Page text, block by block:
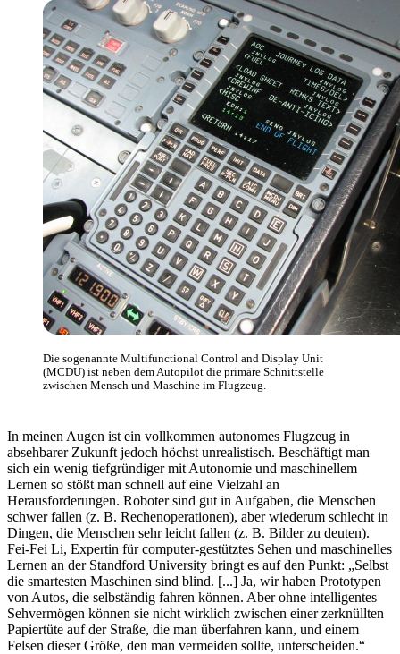
Die sogenannte Multifunctional Control and Display Unit
(MCDU) ist neben dem Autopilot die primäre Schnittstelle
zwischen Mensch und Maschine im Flugzeug.
In meinen Augen ist ein vollkommen autonomes Flugzeug in
absehbarer Zukunft jedoch höchst unrealistisch. Beschäftigt man
sich ein wenig tiefgründiger mit Autonomie und maschinellem
Lernen so stößt man schnell auf eine Vielzahl an
Herausforderungen. Roboter sind gut in Aufgaben, die Menschen
schwer fallen (z. B. Rechenoperationen), aber wiederum schlecht in
Dingen, die Menschen sehr leicht fallen (z. B. Bilder zu deuten).
Fei-Fei Li, Expertin für computer-gestütztes Sehen und maschinelles
Lernen an der Standford University bringt es auf den Punkt: „Selbst
die smartesten Maschinen sind blind. [...] Ja, wir haben Prototypen
von Autos, die selbständig fahren können. Aber ohne intelligentes
Sehvermögen können sie nicht wirklich zwischen einer zerknüllten
Papiertüte auf der Straße, die man überfahren kann, und einem
Felsen dieser Größe, den man vermeiden sollte, unterscheiden.“